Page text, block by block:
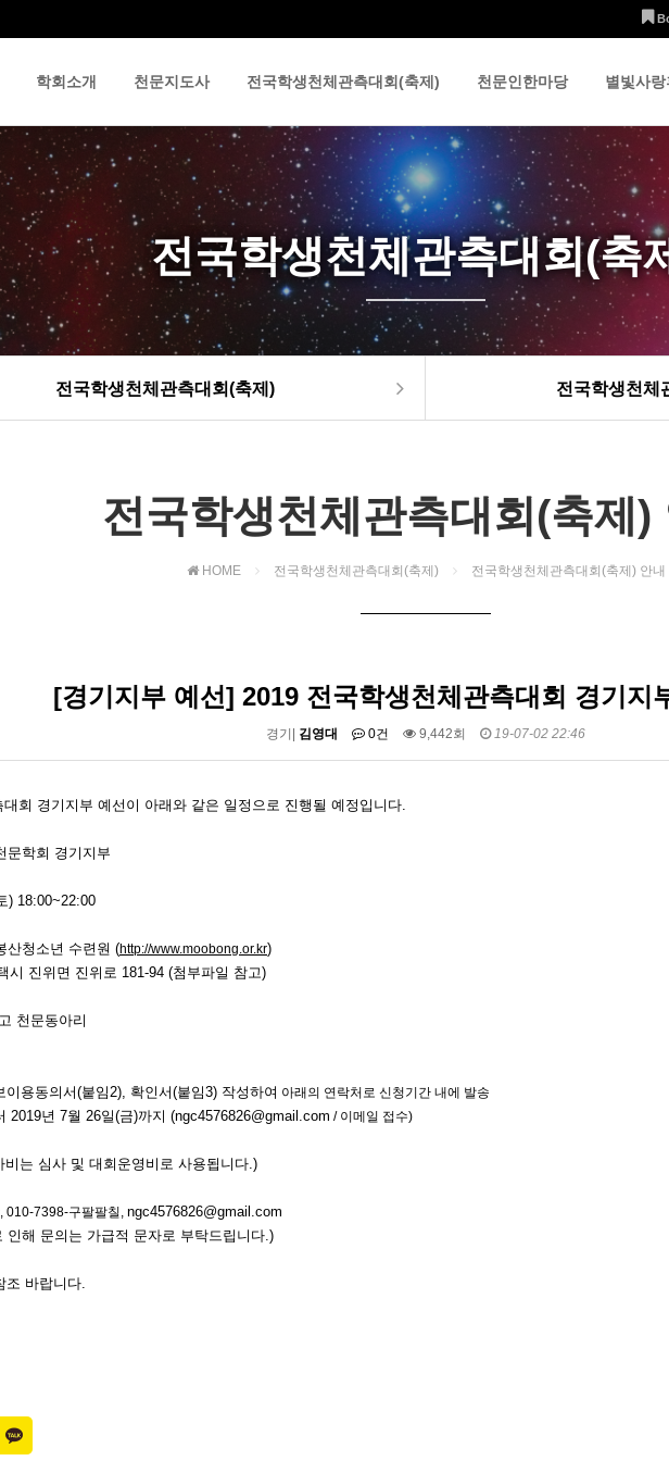
학회소개 천문지도사 전국학생천체관측대회(축제) 천문인한마당 별빛사
전국학생천체관측대회(축
전국학생천체관측대회(축제) 전국학생천체
전국학생천체관측대회(축제)
HOME 전국학생천체관측대회(축제) 전국학생천체관측대회(축제) 안내
[경기지부 예선] 2019 전국학생천체관측대회 경기지
경기| 김영대 0건 9,442회 19-07-02 22:46
회 경기지부 예선이 아래와 같은 일정으로 진행될 예정입니다.
문학회 경기지부
) 18:00~22:00
산청소년 수련원 (http://www.moobong.or.kr)
위면 진위로 181-94 (첨부파일 참고)
천문동아리
용동의서(붙임2), 확인서(붙임3) 작성하여 아래의 연락처로 신청기간 내에 발송
년 7월 26일(금)까지 (ngc4576826@gmail.com / 이메일 접수)
는 심사 및 대회운영비로 사용됩니다.)
010-7398-구팔팔칠, ngc4576826@gmail.com
는 가급적 문자로 부탁드립니다.)
조 바랍니다.